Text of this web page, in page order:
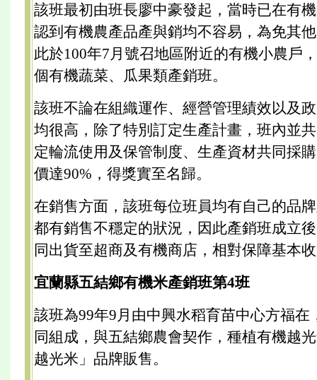
該班最初由班長廖中豪發起，當時已在有
認到有機農產品產與銷均不容易，為免其
此於100年7月號召地區附近的有機小農戶
個有機蔬菜、瓜果類產銷班。
該班不論在組織運作、經營管理績效以及
均很高，除了特別訂定生產計畫，班內並
定輪流使用及保管制度、生產資材共同採
價達90%，得獎實至名歸。
在銷售方面，該班每位班員均有自己的品
都有銷售不穩定的狀況，因此產銷班成立
同出貨至超商及有機商店，相對保障基本
宜蘭縣五結鄉有機米產銷班第4班
該班為99年9月由中興水稻育苗中心方福在
同組成，與五結鄉農會契作，種植有機越
越光米」品牌販售。